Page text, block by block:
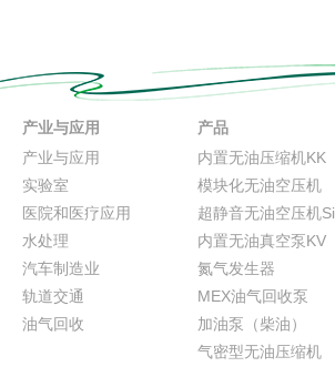
产业与应用
产业与应用
实验室
医院和医疗应用
水处理
汽车制造业
轨道交通
油气回收
产品
内置无油压缩机KK
模块化无油空压机
超静音无油空压机
内置无油真空泵KV
氮气发生器
MEX油气回收泵
加油泵（柴油）
气密型无油压缩机